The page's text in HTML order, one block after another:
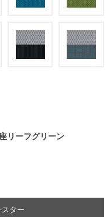
リーフグリーン
ター